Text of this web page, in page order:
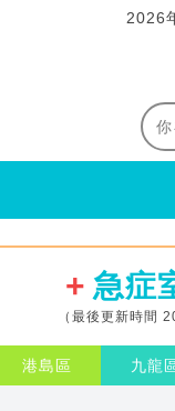
2026
急症
（最後更新時間
港島區 九龍